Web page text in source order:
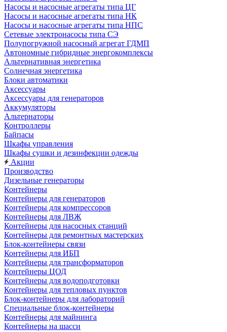
Насосы и насосные агрегаты типа ЦГ
Насосы и насосные агрегаты типа НК
Насосы и насосные агрегаты типа НПС
Сетевые электронасосы типа СЭ
Полупогружной насосный агрегат ГДМП
Автономные гибридные энергокомплексы
Альтернативная энергетика
Солнечная энергетика
Блоки автоматики
Аксессуары
Аксессуары для генераторов
Аккумуляторы
Альтернаторы
Контроллеры
Байпасы
Шкафы управления
Шкафы сушки и дезинфекции одежды
Акции
Производство
Дизельные генераторы
Контейнеры
Контейнеры для генераторов
Контейнеры для компрессоров
Контейнеры для ЛВЖ
Контейнеры для насосных станций
Контейнеры для ремонтных мастерских
Блок-контейнеры связи
Контейнеры для ИБП
Контейнеры для трансформаторов
Контейнеры ЦОД
Контейнеры для водоподготовки
Контейнеры для тепловых пунктов
Блок-контейнеры для лабораторий
Специальные блок-контейнеры
Контейнеры для майнинга
Контейнеры на шасси